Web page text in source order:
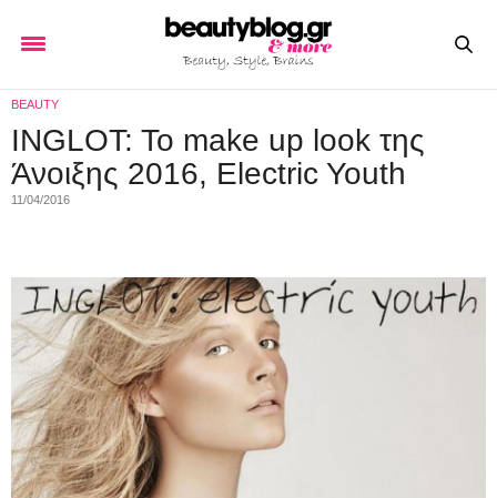
BEAUTY
INGLOT: To make up look της
Άνοιξης 2016, Electric Youth
11/04/2016